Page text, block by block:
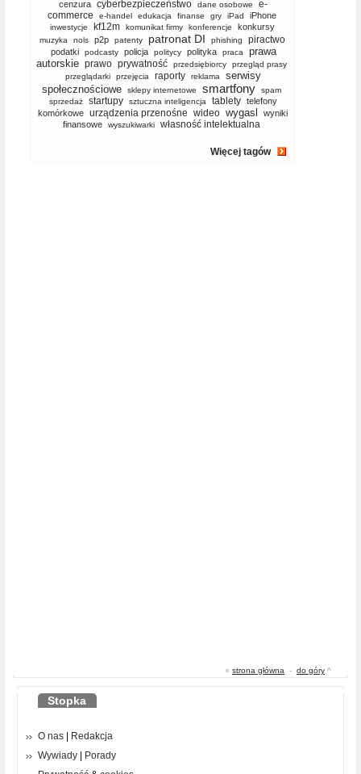
cenzura cyberbezpieczeństwo dane osobowe
e-
commerce
e-handel edukacja finanse gry iPad iPhone
inwestycje kf12m komunikat firmy konferencje konkursy
muzyka nols p2p patenty patronat DI phishing piractwo
podatki podcasty policja politycy polityka praca
prawa
autorskie prawo prywatność przedsiębiorcy
przegląd prasy
przeglądarki
przejęcia raporty reklama
serwisy
społecznościowe
sklepy internetowe smartfony
spam
sprzedaż
startupy sztuczna inteligencja tablety telefony
komórkowe
urządzenia przenośne wideo wygasl
wyniki
finansowe
wyszukiwarki własność intelektualna
Więcej tagów
« strona główna - do góry ^
Stopka
O nas | Redakcja
Wywiady | Porady